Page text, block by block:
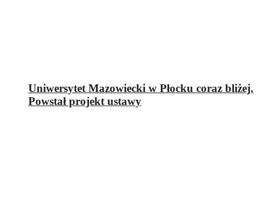
Uniwersytet Mazowiecki w Płocku coraz bliżej.
Powstał projekt ustawy